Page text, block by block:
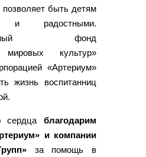
быть детям
и радостными.
фонд
мировых культур»
«Артериум»
жизнь воспитанниц
сердца благодарим
и компании
за помощь в